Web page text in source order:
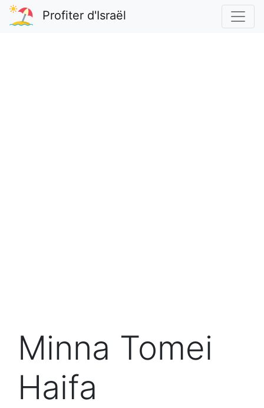
Profiter d'Israël
Minna Tomei
Haifa